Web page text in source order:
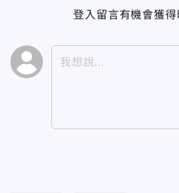
登入留言有機會獲得